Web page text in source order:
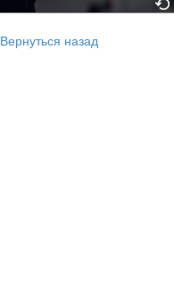
Вернуться назад